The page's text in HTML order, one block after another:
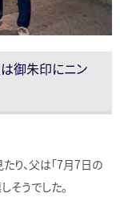
御朱印にニン
たり、父は「7月7日の
そうでした。